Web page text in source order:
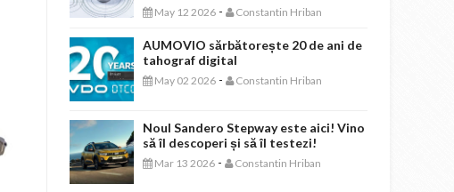
May 12 2026 - Constantin Hriban
AUMOVIO sărbătorește 20 de ani de
tahograf digital
May 02 2026 - Constantin Hriban
Noul Sandero Stepway este aici! Vino
să îl descoperi și să îl testezi!
Mar 13 2026 - Constantin Hriban